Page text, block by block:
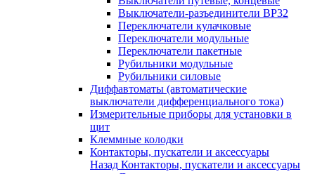
Выключатели-разъединители ВР32
Переключатели кулачковые
Переключатели модульные
Переключатели пакетные
Рубильники модульные
Рубильники силовые
Диффавтоматы (автоматические
выключатели дифференциального тока)
Измерительные приборы для установки в
щит
Клеммные колодки
Контакторы, пускатели и аксессуары
Назад Контакторы, пускатели и аксессуары